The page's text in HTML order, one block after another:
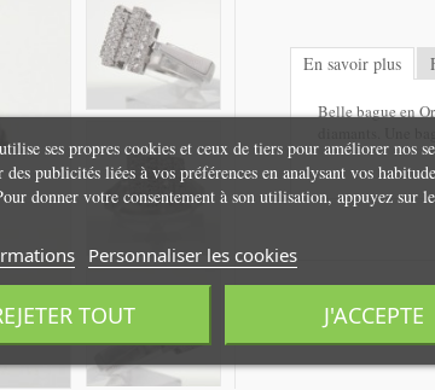
En savoir plus
Belle bague en
diamants. Une
ses propres cookies et ceux de tiers pour améliorer nos
publicités liées à vos préférences en analysant vos
donner votre consentement à son utilisation, appuyez sur
Personnaliser les cookies
TOUT J'ACCEPTE